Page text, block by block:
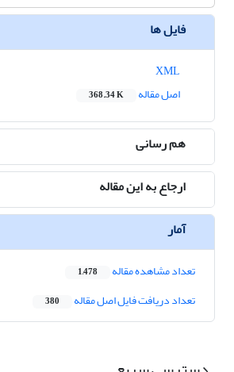
فایل ها
اصل مقاله
368.34 K
هم رسانی
ارجاع به این مقاله
آمار
تعداد مشاهده مقاله 1,478
تعداد دریافت فایل اصل مقاله 380